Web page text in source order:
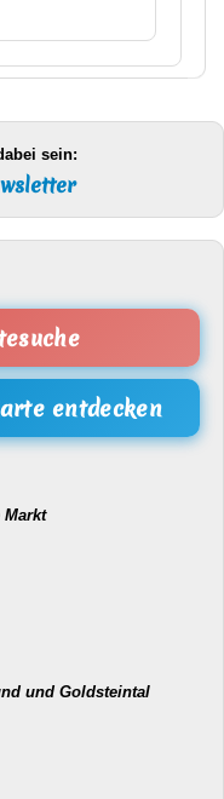
sein:
entdecken
und Goldsteintal